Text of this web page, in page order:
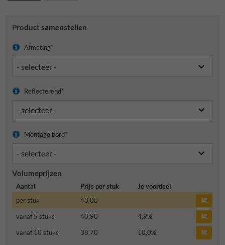
Product samenstellen
Afmeting*
Reflecterend*
Montage bord*
Volumeprijzen
Aantal Prijs per stuk
Je voordeel
per stuk
43,00
vanaf 5 stuks
40,90 4,9%
vanaf 10 stuks
38,70 10,0%